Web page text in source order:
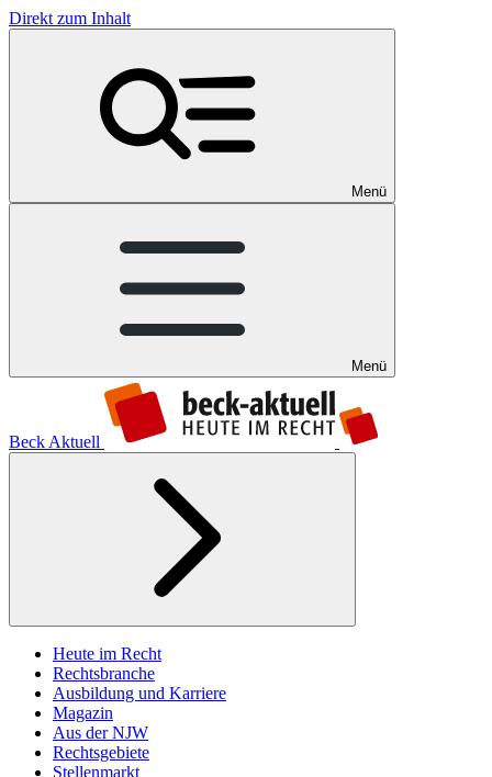
Direkt zum Inhalt
Menü
Menü
Beck Aktuell
Heute im Recht
Rechtsbranche
Ausbildung und Karriere
Magazin
Aus der NJW
Rechtsgebiete
Stellenmarkt